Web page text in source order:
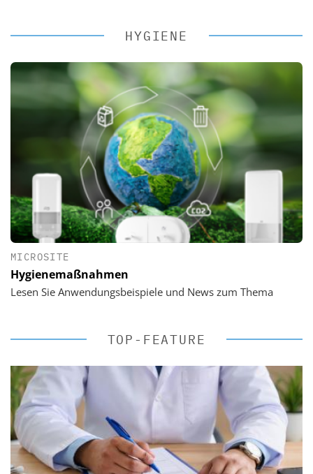
HYGIENE
MICROSITE
Hygienemaßnahmen
Lesen Sie Anwendungsbeispiele und News zum Thema
TOP-FEATURE